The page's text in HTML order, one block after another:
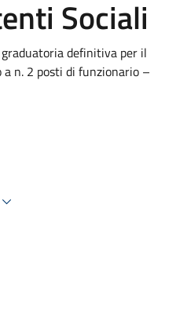
Sociali
definitiva per il
n. 2 posti di funzionario –